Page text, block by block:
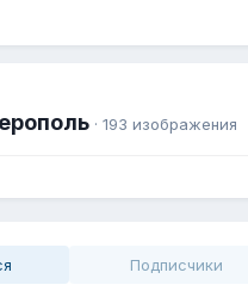
· 193 изображения
Подписчики